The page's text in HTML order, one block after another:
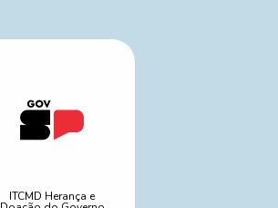
ITCMD Herança e